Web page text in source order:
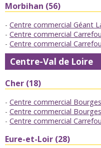
Morbihan (56)
Centre commercial Géant
Centre commercial
Centre commercial
Centre-Val de Loire
Cher (18)
Centre commercial
Centre commercial
Centre commercial
Eure-et-Loir (28)